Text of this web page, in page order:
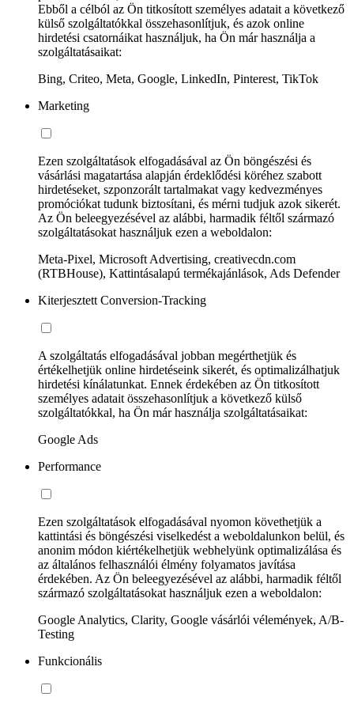
Ebből a célból az Ön titkosított személyes adatait a következő
külső szolgáltatókkal összehasonlítjuk, és azok online
hirdetési csatornáikat használjuk, ha Ön már használja a
szolgáltatásaikat:
Bing, Criteo, Meta, Google, LinkedIn, Pinterest, TikTok
Marketing
Ezen szolgáltatások elfogadásával az Ön böngészési és
vásárlási magatartása alapján érdeklődési köréhez szabott
hirdetéseket, szponzorált tartalmakat vagy kedvezményes
promóciókat tudunk biztosítani, és mérni tudjuk azok sikerét.
Az Ön beleegyezésével az alábbi, harmadik féltől származó
szolgáltatásokat használjuk ezen a weboldalon:
Meta-Pixel, Microsoft Advertising, creativecdn.com
(RTBHouse), Kattintásalapú termékajánlások, Ads Defender
Kiterjesztett Conversion-Tracking
A szolgáltatás elfogadásával jobban megérthetjük és
értékelhetjük online hirdetéseink sikerét, és optimalizálhatjuk
hirdetési kínálatunkat. Ennek érdekében az Ön titkosított
személyes adatait összehasonlítjuk a következő külső
szolgáltatókkal, ha Ön már használja szolgáltatásaikat:
Google Ads
Performance
Ezen szolgáltatások elfogadásával nyomon követhetjük a
kattintási és böngészési viselkedést a weboldalunkon belül, és
anonim módon kiértékelhetjük webhelyünk optimalizálása és
az általános felhasználói élmény folyamatos javítása
érdekében. Az Ön beleegyezésével az alábbi, harmadik féltől
származó szolgáltatásokat használjuk ezen a weboldalon:
Google Analytics, Clarity, Google vásárlói vélemények, A/B-
Testing
Funkcionális